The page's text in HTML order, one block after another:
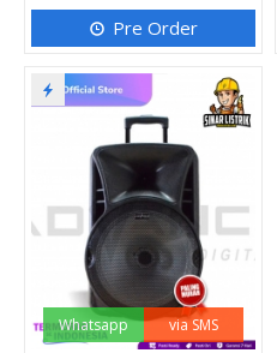
Pre Order
Whatsapp via SMS